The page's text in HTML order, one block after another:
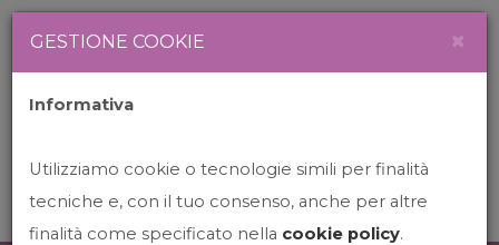
GESTIONE COOKIE ×
Informativa
Utilizziamo cookie o tecnologie simili per finalità
tecniche e, con il tuo consenso, anche per altre
finalità come specificato nella cookie policy.